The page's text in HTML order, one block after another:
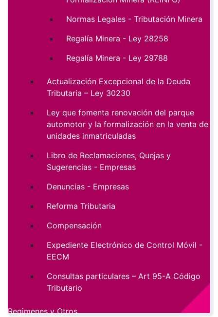
Normas Legales - Tributación Minera
Regalía Minera - Ley 28258
Regalía Minera - Ley 29788
Actualización Excepcional de la Deuda
Tributaria – Ley 30230
Ley que fomenta renovación del parque
automotor y la formalización en la venta de
unidades inmatriculadas
Libro de Reclamaciones, Quejas y
Sugerencias - Empresas
Denuncias - Empresas
Reforma Tributaria
Compensación
Expediente Electrónico de Control Móvil -
EECM
Consultas particulares – Art 95-A Código
Tributario
Regimenes y Otros